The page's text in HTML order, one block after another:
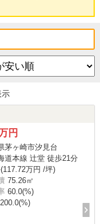
示
円
茅ヶ崎市汐見台
道本線 辻堂 徒歩21分
万円 /坪)
75.26㎡
60.0(%)
200.0(%)